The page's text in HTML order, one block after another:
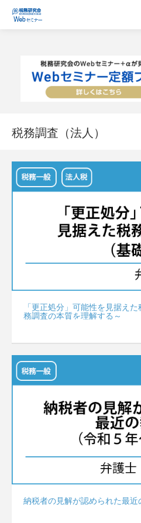
税務調査（法人）
「更正処分」可能性を見据え
務調査の本質を理解する～
納税者の見解が認められた最近